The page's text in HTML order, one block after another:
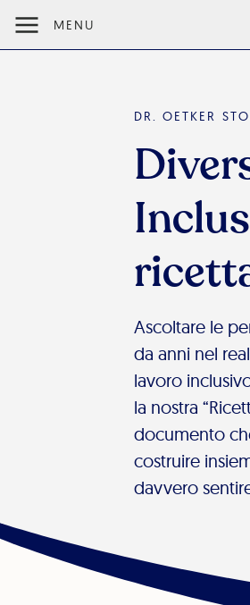
MENU
DR. OETKER
Ascoltare le
da anni nel
lavoro
la nostra
documento
costruire
davvero